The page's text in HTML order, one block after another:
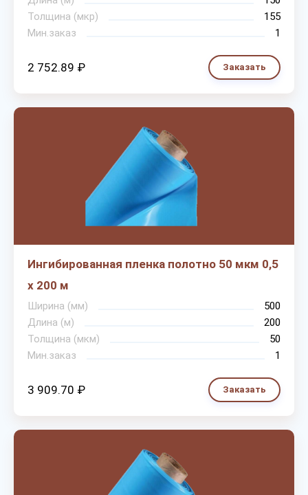
Толщина (мкр)
155
Мин.заказ
1
2 752.89 ₽ Заказать
Ингибированная пленка полотно 50 мкм 0,5
х 200 м
Ширина (мм)
500
Длина (м)
200
Толщина (мкм)
50
Мин.заказ
1
3 909.70 ₽ Заказать